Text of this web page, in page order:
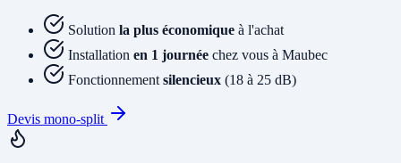
Solution la plus économique à l'achat
Installation en 1 journée chez vous à Maubec
Fonctionnement silencieux (18 à 25 dB)
Devis mono-split